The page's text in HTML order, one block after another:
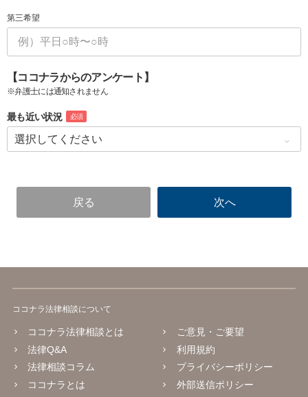
第三希望
【ココナラからのアンケート】
※弁護士には通知されません
最も近い状況 必須
ココナラ法律相談について
ココナラ法律相談とは
法律Q&A
法律相談コラム
ココナラとは
ご意見・ご要望
利用規約
プライバシーポリシー
外部送信ポリシー